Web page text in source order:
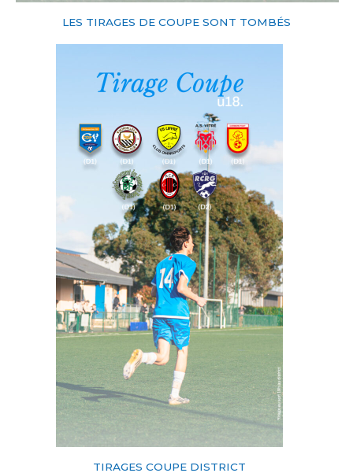
LES TIRAGES DE COUPE SONT TOMBÉS
TIRAGES COUPE DISTRICT